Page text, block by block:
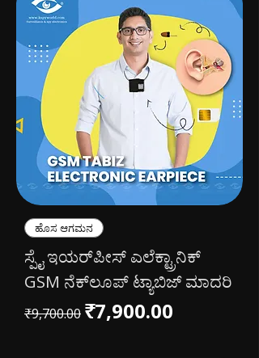
ಹೊಸ ಆಗಮನ
ಸ್ಪೈ ಇಯರ್‌ಪೀಸ್ ಎಲೆಕ್ಟ್ರಾನಿಕ್
GSM ನೆಕ್‌ಲೂಪ್ ಟ್ಯಾಬಿಜ್ ಮಾದರಿ
Regular Price
₹9,700.00 Sale Price
₹7,900.00